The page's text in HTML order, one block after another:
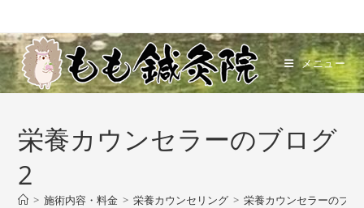
ン
テ
ン
ツ
メニュー
栄養カウンセラーのブログ
2
> 施術内容・料金 > 栄養カウンセリング > 栄養カウンセラーのブロ